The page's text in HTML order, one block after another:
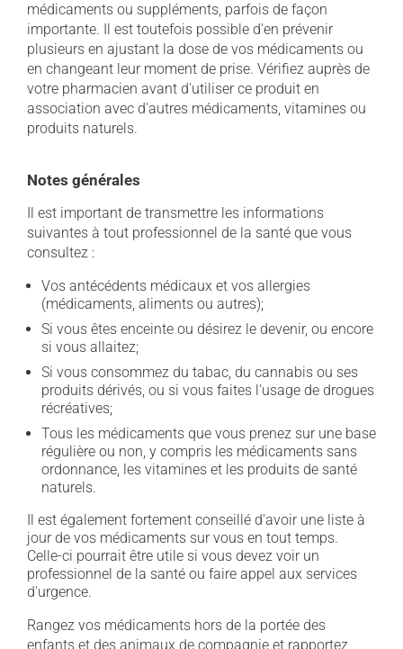
médicaments ou suppléments, parfois de façon
importante. Il est toutefois possible d'en prévenir
plusieurs en ajustant la dose de vos médicaments ou
en changeant leur moment de prise. Vérifiez auprès de
votre pharmacien avant d'utiliser ce produit en
association avec d'autres médicaments, vitamines ou
produits naturels.
Notes générales
Il est important de transmettre les informations
suivantes à tout professionnel de la santé que vous
consultez :
Vos antécédents médicaux et vos allergies
(médicaments, aliments ou autres);
Si vous êtes enceinte ou désirez le devenir, ou encore
si vous allaitez;
Si vous consommez du tabac, du cannabis ou ses
produits dérivés, ou si vous faites l'usage de drogues
récréatives;
Tous les médicaments que vous prenez sur une base
régulière ou non, y compris les médicaments sans
ordonnance, les vitamines et les produits de santé
naturels.
Il est également fortement conseillé d'avoir une liste à
jour de vos médicaments sur vous en tout temps.
Celle-ci pourrait être utile si vous devez voir un
professionnel de la santé ou faire appel aux services
d'urgence.
Rangez vos médicaments hors de la portée des
enfants et des animaux de compagnie et rapportez